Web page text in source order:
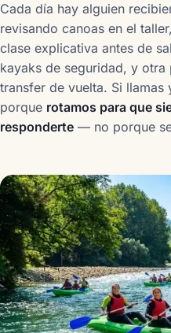
Cada día hay alguien
revisando canoas en el
clase explicativa antes de
kayaks de seguridad, y
transfer de vuelta. Si
porque rotamos para que
responderte — no porque